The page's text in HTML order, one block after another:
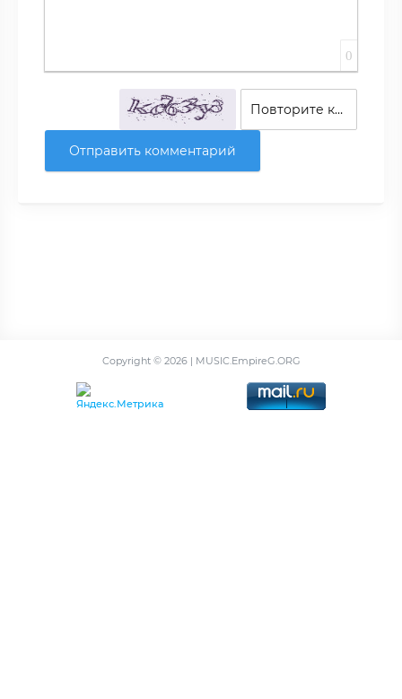
0
Отправить комментарий
Copyright © 2026 | MUSIC.EmpireG.ORG